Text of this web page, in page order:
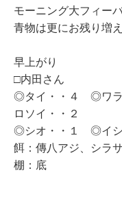
モーニング大フィー
青物は更にお残り増
早上がり
□内田さん
◎タイ・・４ ◎ワ
ロソイ・・２
◎シオ・・１ ◎イシ
餌：傳八アジ、シラ
棚：底